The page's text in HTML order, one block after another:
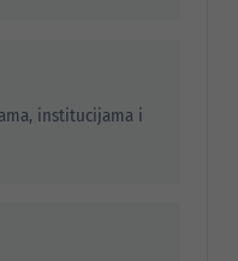
institucijama i